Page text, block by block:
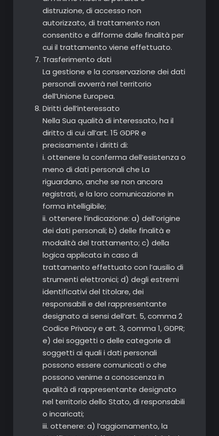
distruzione, di accesso non
autorizzato, di trattamento non
consentito e difforme dalle finalità per
cui il trattamento viene effettuato.
Trasferimento dati
La gestione e la conservazione dei dati
personali avverrà nel territorio
dell’Unione Europea.
Diritti dell’interessato
Nella Sua qualità di interessato, ha il
diritto di cui all’art. 15 GDPR e
precisamente i diritti di:
i. ottenere la conferma dell’esistenza o
meno di dati personali che La
riguardano, anche se non ancora
registrati, e la loro comunicazione in
forma intelligibile;
ii. ottenere l’indicazione: a) dell’origine
dei dati personali; b) delle finalità e
modalità del trattamento; c) della
logica applicata in caso di
trattamento effettuato con l’ausilio di
strumenti elettronici; d) degli estremi
identificativi del titolare, dei
responsabili e del rappresentante
designato ai sensi dell’art. 5, comma 2
Codice Privacy e art. 3, comma 1, GDPR;
e) dei soggetti o delle categorie di
soggetti ai quali i dati personali
possono essere comunicati o che
possono venirne a conoscenza in
qualità di rappresentante designato
nel territorio dello Stato, di responsabili
o incaricati;
iii. ottenere: a) l’aggiornamento, la